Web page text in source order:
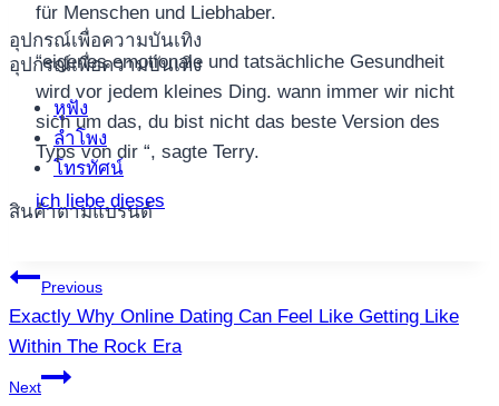
อุปกรณ์เพื่อความบันเทิง
อุปกรณ์เพื่อความบันเทิง
หูฟัง
ลำโพง
โทรทัศน์
สินค้าตามแบรนด์
für Menschen und Liebhaber.
“eigenes emotionale und tatsächliche Gesundheit
wird vor jedem kleines Ding. wann immer wir nicht
sich um das, du bist nicht das beste Version des
Typs von dir “, sagte Terry.
ich liebe dieses
แนะแนว
เรื่อง
Previous
Exactly Why Online Dating Can Feel Like Getting Like
Within The Rock Era
Next